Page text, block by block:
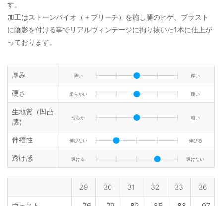
す。
加工はストーンバイオ（＋ブリーチ）を施し腿のヒゲ、ブラスト
に陰影を付ける事でリアルヴィンテージに拘り抜いた1本に仕上が
っております。
厚み 薄い 厚い
硬さ 柔らかい 硬い
生地質（凹凸
感）
滑らか 粗い
伸縮性 伸びない 伸びる
透け感 透ける 透けない
29 30 31 32 33 36